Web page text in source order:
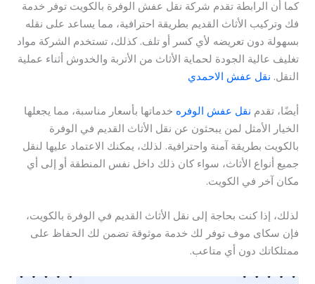
كما أن الرابطة تقدم شركة نقل عفش الوفرة بالكويت توفر خدمة
فك وتركيب الأثاث القديم بطريقة احترافية، مما يساعد على نقله
بسهولة دون تعريضه لأي كسر أو تلف. كذلك، تستخدم الشركة مواد
تغليف عالية الجودة لحماية الأثاث من الأتربة والخدوش أثناء عملية
النقل. نقل عفش الاحمدي
أيضًا، تقدم نقل عفش الوفره خدماتها بأسعار مناسبة، مما يجعلها
الخيار الأمثل لمن يبحثون عن نقل الأثاث القديم في الوفرة
بالكويت بطريقة آمنة واحترافية. لذلك، يمكنك الاعتماد عليها لنقل
جميع أنواع الأثاث، سواء كان ذلك داخل نفس المنطقة أو إلى أي
مكان آخر في الكويت.
لذلك، إذا كنت بحاجة إلى نقل الأثاث القديم في الوفرة بالكويت،
فإن سكاى موف توفر لك خدمة موثوقة تضمن لك الحفاظ على
ممتلكاتك دون أي متاعب.